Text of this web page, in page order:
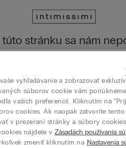
stránku sa nám
karta
vyhľadávanie a zobrazovať
súborov cookie vám
vašich preferencií. Kliknutím na
cookies. Ak naopak zatvoríte
v prezeraní stránky a súbory
nájdete vZásadách používania
zmeniť kliknutím na Nastavenia